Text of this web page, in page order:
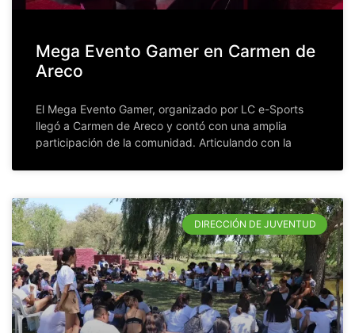
Mega Evento Gamer en Carmen de
Areco
El Mega Evento Gamer, organizado por LC e-Sports
llegó a Carmen de Areco y contó con una amplia
participación de la comunidad. Articulando con la
DIRECCIÓN DE JUVENTUD